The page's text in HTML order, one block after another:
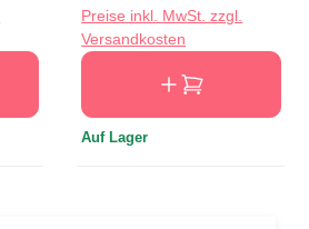
Preise inkl. MwSt. zzgl.
Versandkosten
Auf Lager